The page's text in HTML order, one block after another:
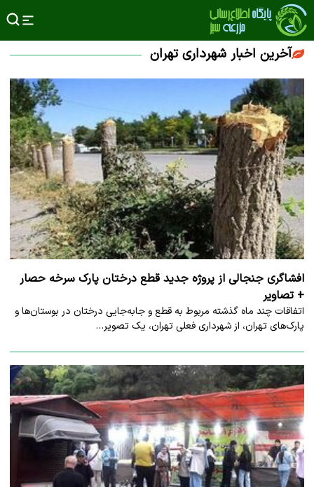
آخرین اخبار شهرداری تهران
افشاگری جنجالی از پروژه جدید قطع درختان پارک سرخه حصار
+ تصاویر
اتفاقات چند ماه گذشته مربوط به قطع و جابه‌جایی درختان در بوستان‌ها و
پارک‌های تهران، از شهرداری فعلی تهران، یک تصویر…